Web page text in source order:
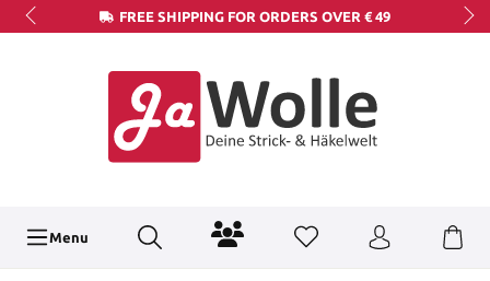
FREE SHIPPING FOR ORDERS OVER € 49
Menu